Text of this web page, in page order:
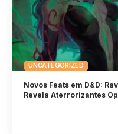
UNCATEGORIZED
Novos Feats em D&D:
Revela Aterrorizantes